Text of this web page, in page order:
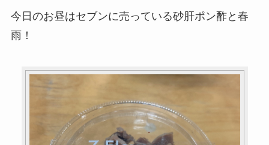
今日のお昼はセブンに売っている砂肝ポン酢と春
雨！